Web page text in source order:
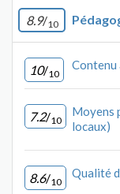
8.9/10
10/10
Contenu
7.2/10
Moyens
locaux)
8.6/10
Qualité